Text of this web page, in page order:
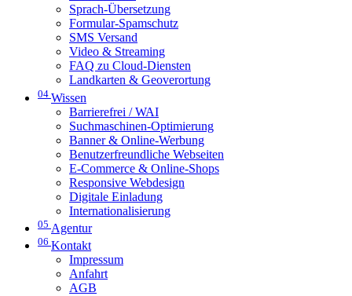
Sprach-Übersetzung
Formular-Spamschutz
SMS Versand
Video & Streaming
FAQ zu Cloud-Diensten
Landkarten & Geoverortung
04 Wissen
Barrierefrei / WAI
Suchmaschinen-Optimierung
Banner & Online-Werbung
Benutzerfreundliche Webseiten
E-Commerce & Online-Shops
Responsive Webdesign
Digitale Einladung
Internationalisierung
05 Agentur
06 Kontakt
Impressum
Anfahrt
AGB